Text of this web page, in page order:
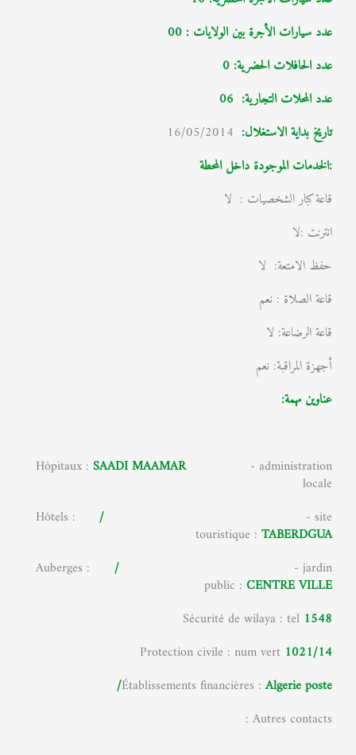
عدد سيارات الأجرة بين الولايات : 00
عدد الحافلات الحضرية: 0
عدد المحلات التجارية: 06
تاريخ بداية الاستغلال:
16/05/2014
:الخدمات الموجودة داخل المحطة
قاعة كبار الشخصيات : لا
انترنت :لا
حفظ الامتعة: لا
قاعة الصلاة : نعم
قاعة الرضاعة: لا
أجهزة المراقبة: نعم
عناوين مهمة:
Hôpitaux :SAADI MAAMAR - administration
locale
Hôtels :
/ - site
touristique : TABERDGUA
Auberges :
/ - jardin
public : CENTRE VILLE
Sécurité de wilaya : tel 1548
Protection civile : num vert 1021/14
Établissements financières :Algerie poste/
Autres contacts :